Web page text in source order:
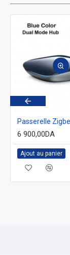
6 900,00DA
Ajout au panier